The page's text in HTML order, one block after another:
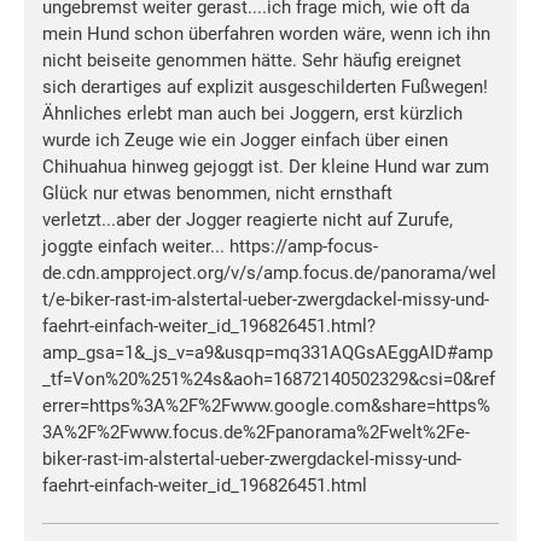
ungebremst weiter gerast....ich frage mich, wie oft da
mein Hund schon überfahren worden wäre, wenn ich ihn
nicht beiseite genommen hätte. Sehr häufig ereignet
sich derartiges auf explizit ausgeschilderten Fußwegen!
Ähnliches erlebt man auch bei Joggern, erst kürzlich
wurde ich Zeuge wie ein Jogger einfach über einen
Chihuahua hinweg gejoggt ist. Der kleine Hund war zum
Glück nur etwas benommen, nicht ernsthaft
verletzt...aber der Jogger reagierte nicht auf Zurufe,
joggte einfach weiter... https://amp-focus-
de.cdn.ampproject.org/v/s/amp.focus.de/panorama/wel
t/e-biker-rast-im-alstertal-ueber-zwergdackel-missy-und-
faehrt-einfach-weiter_id_196826451.html?
amp_gsa=1&_js_v=a9&usqp=mq331AQGsAEggAID#amp
_tf=Von%20%251%24s&aoh=16872140502329&csi=0&ref
errer=https%3A%2F%2Fwww.google.com&share=https%
3A%2F%2Fwww.focus.de%2Fpanorama%2Fwelt%2Fe-
biker-rast-im-alstertal-ueber-zwergdackel-missy-und-
faehrt-einfach-weiter_id_196826451.html